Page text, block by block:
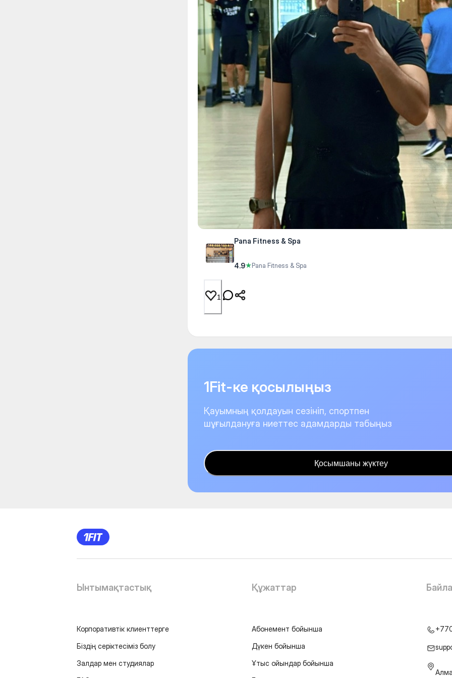
Pana Fitness & Spa
4.9★Pana Fitness & Spa
1
1Fit-ке қосылыңыз
Қауымның қолдауын сезініп, спортпен
шұғылдануға ниеттес адамдарды табыңыз
Қосымшаны жүктеу
Ынтымақтастық
Корпоративтік клиенттерге
Біздің серіктесіміз болу
Залдар мен студиялар
Құжаттар
Абонемент бойынша
Дүкен бойынша
Ұтыс ойындар бойынша